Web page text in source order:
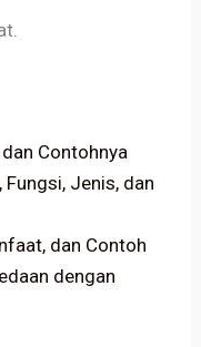
Contohnya
Jenis, dan
dan Contoh
dengan